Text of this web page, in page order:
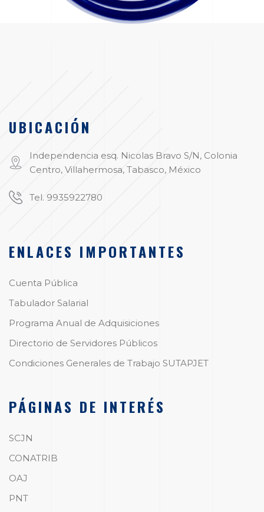
UBICACIÓN
Independencia esq. Nicolas Bravo S/N, Colonia
Centro, Villahermosa, Tabasco, México
Tel. 9935922780
ENLACES IMPORTANTES
Cuenta Pública
Tabulador Salarial
Programa Anual de Adquisiciones
Directorio de Servidores Públicos
Condiciones Generales de Trabajo SUTAPJET
PÁGINAS DE INTERÉS
SCJN
CONATRIB
OAJ
PNT